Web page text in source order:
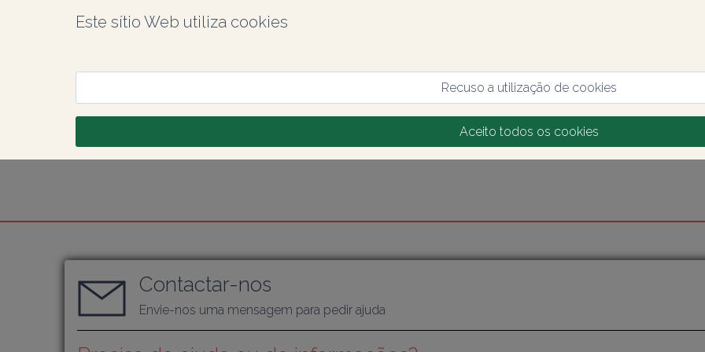
Este sítio Web utiliza cookies
Recuso a utilização de cookies
Aceito todos os cookies
Contactar-nos
Envie-nos uma mensagem para pedir ajuda